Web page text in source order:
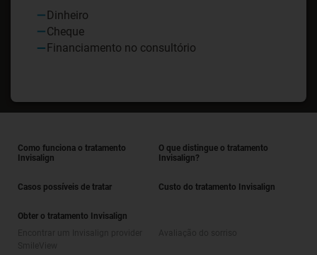
Dinheiro
Cheque
Financiamento no consultório
Como funciona o tratamento
Invisalign
O que distingue o tratamento
Invisalign?
Casos possíveis de tratar Custo do tratamento Invisalign
Obter o tratamento Invisalign